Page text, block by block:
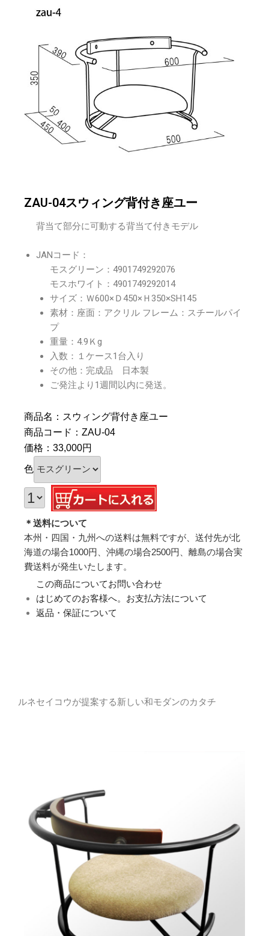
ZAU-04スウィング背付き座ユー
背当て部分に可動する背当て付きモデル
JANコード：
モスグリーン：4901749292076
モスホワイト：4901749292014
サイズ：Ｗ600×Ｄ450×Ｈ350×SH145
素材：座面：アクリル フレーム：スチールパイ
プ
重量：4.9Ｋg
入数：１ケース1台入り
その他：完成品 日本製
ご発注より1週間以内に発送。
商品名：スウィング背付き座ユー
商品コード：ZAU-04
価格：33,000円
色
＊送料について
本州・四国・九州への送料は無料ですが、送付先が北
海道の場合1000円、沖縄の場合2500円、離島の場合実
費送料が発生いたします。
この商品についてお問い合わせ
はじめてのお客様へ。お支払方法について
返品・保証について
ルネセイコウが提案する新しい和モダンのカタチ